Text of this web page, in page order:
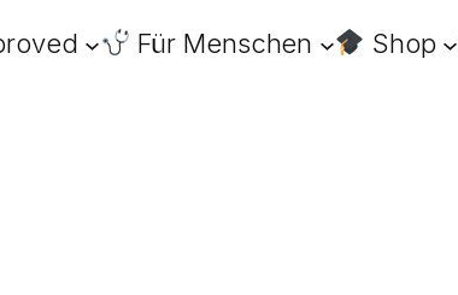
Für Menschen Shop